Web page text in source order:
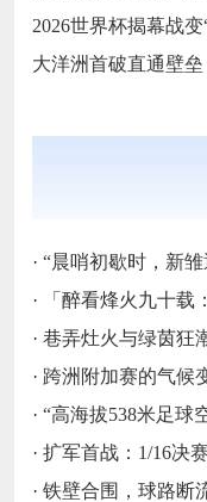
2026世界杯揭幕战
· “晨哨初歇时，新
·
「醉看烽火九十载
· 巷弄灶火与绿茵狂
· 跨洲附加赛的气候变
· “高海拔538米足球空气动力学特
· 扩军首战：1/16决
· 铁壁合围，球路断